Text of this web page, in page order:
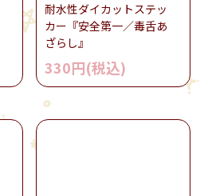
耐水性ダイカットステッ
カー『安全第一／毒舌あ
ざらし』
330円(税込)